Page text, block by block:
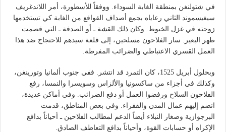
في شتولنغن بمنطقة الغابة السوداء. ووفقاً للأسطورة، أمر اللاندغريف
سيغيسموند الثاني رعاياه بجمع أصداف القواقع من الغابة كي تستخدمها
زوجته في غزل الخيوط. وكان ذلك القشة ـ أو الصدفة ـ التي قصمت
ظهر البعير. سار الفلاحون مسلحين، إلى قلعة سيدهم للاحتجاج ضد هذا
العمل القسري الاعتباطي والضرائب المفرطة.
وبحلول أبريل 1525، كان التمرد قد انتشر. ففي جنوب ألمانيا وتورينغن،
وكذلك في أجزاء من ساكسونيا والألزاس وسويسرا والنمسا، رفع
الفلاحون السلاح ورفضوا العمل أو دفع الضرائب. وفي أماكن عديدة،
انضم إليهم عمال المدن والفقراء. وفي بعض المناطق، قدمت
البرجوازية وصغار النبلاء أيضاً الدعم لمطالب الفلاحين ـ أحياناً بدافع
الإكراه أو حسابات القوة، وأحياناً بدافع التعاطف الصادق.